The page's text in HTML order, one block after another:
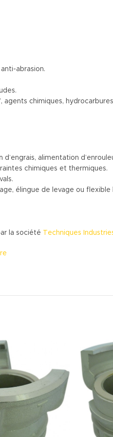
abrasion.
chimiques,
alimentation
chimiques et thermiques.
élingue de levage ou flexible
la société
Techniques